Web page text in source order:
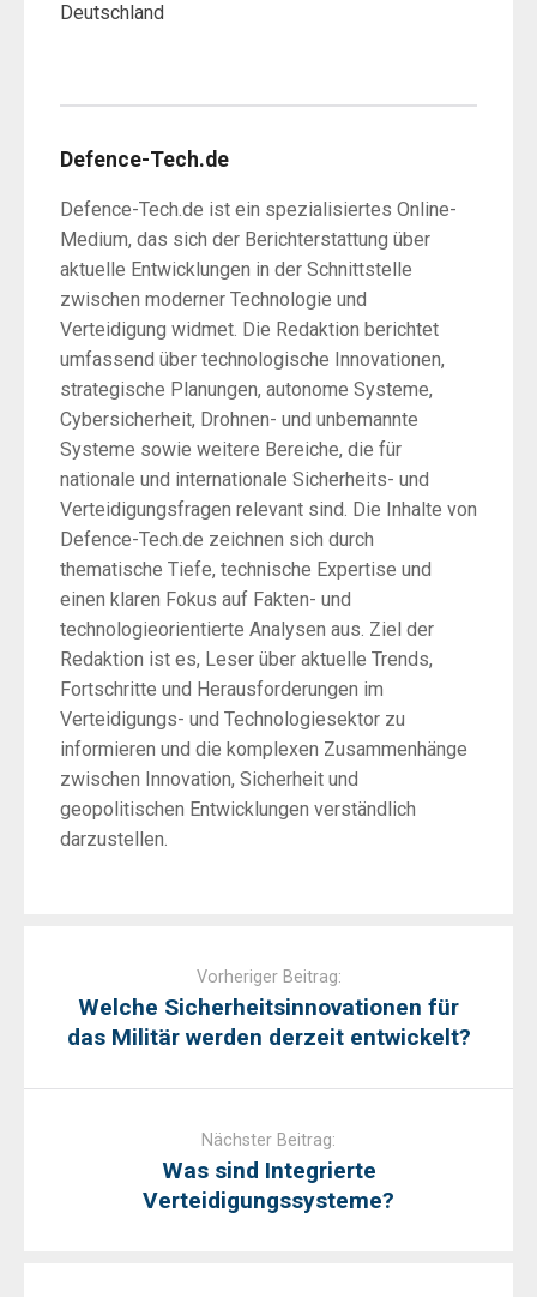
Deutschland
Defence-Tech.de
Defence-Tech.de ist ein spezialisiertes Online-
Medium, das sich der Berichterstattung über
aktuelle Entwicklungen in der Schnittstelle
zwischen moderner Technologie und
Verteidigung widmet. Die Redaktion berichtet
umfassend über technologische Innovationen,
strategische Planungen, autonome Systeme,
Cybersicherheit, Drohnen- und unbemannte
Systeme sowie weitere Bereiche, die für
nationale und internationale Sicherheits- und
Verteidigungsfragen relevant sind. Die Inhalte von
Defence-Tech.de zeichnen sich durch
thematische Tiefe, technische Expertise und
einen klaren Fokus auf Fakten- und
technologieorientierte Analysen aus. Ziel der
Redaktion ist es, Leser über aktuelle Trends,
Fortschritte und Herausforderungen im
Verteidigungs- und Technologiesektor zu
informieren und die komplexen Zusammenhänge
zwischen Innovation, Sicherheit und
geopolitischen Entwicklungen verständlich
darzustellen.
Vorheriger Beitrag:
Welche Sicherheitsinnovationen für
das Militär werden derzeit entwickelt?
Nächster Beitrag:
Was sind Integrierte
Verteidigungssysteme?